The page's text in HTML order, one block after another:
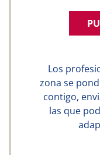
Los
zona se
contigo,
las que